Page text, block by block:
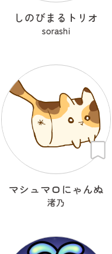
しのびまるトリオ
sorashi
マシュマロにゃんぬ
渚乃